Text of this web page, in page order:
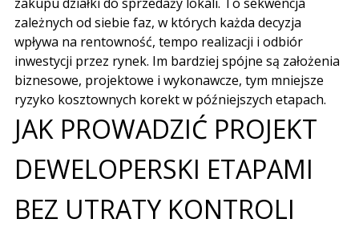
zależnych od siebie faz, w których każda decyzja
wpływa na rentowność, tempo realizacji i odbiór
inwestycji przez rynek. Im bardziej spójne są założenia
biznesowe, projektowe i wykonawcze, tym mniejsze
ryzyko kosztownych korekt w późniejszych etapach.
JAK PROWADZIĆ PROJEKT
DEWELOPERSKI ETAPAMI
BEZ UTRATY KONTROLI